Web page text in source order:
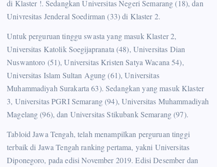
di Klaster !. Sedangkan Universitas Negeri Semarang (18), dan
Univresitas Jenderal Soedirman (33) di Klaster 2.
Untuk perguruan tinggu swasta yang masuk Klaster 2,
Universitas Katolik Soegijapranata (48), Universitas Dian
Nuswantoro (51), Universitas Kristen Satya Wacana 54),
Universitas Islam Sultan Agung (61), Universitas
Muhammadiyah Surakarta 63). Sedangkan yang masuk Klaster
3, Universitas PGRI Semarang (94), Universitas Muhammadiyah
Magelang (96), dan Universitas Stikubank Semarang (97).
Tabloid Jawa Tengah, telah menampilkan perguruan tinggi
terbaik di Jawa Tengah ranking pertama, yakni Universitas
Diponegoro, pada edisi November 2019. Edisi Desember dan